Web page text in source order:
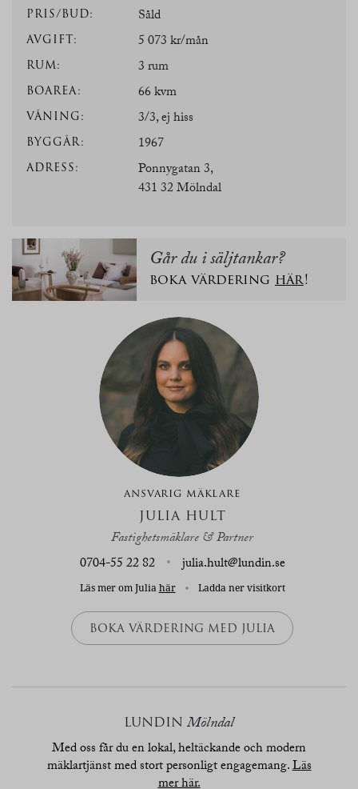
PRIS/BUD: Såld
AVGIFT: 5 073 kr/mån
RUM: 3 rum
BOAREA: 66 kvm
VÅNING: 3/3, ej hiss
BYGGÅR: 1967
ADRESS:
Ponnygatan 3,
431 32 Mölndal
Går du i säljtankar?
boka värdering här!
ANSVARIG MÄKLARE
JULIA HULT
Fastighetsmäklare & Partner
0704-55 22 82
julia.hult@lundin.se
Läs mer om Julia här Ladda ner visitkort
BOKA VÄRDERING MED JULIA
LUNDIN Mölndal
Med oss får du en lokal, heltäckande och modern
mäklartjänst med stort personligt engagemang.Läs
mer här.